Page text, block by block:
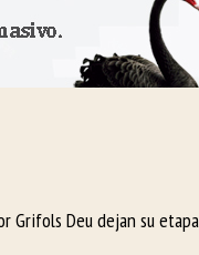
Grifols Deu dejan su